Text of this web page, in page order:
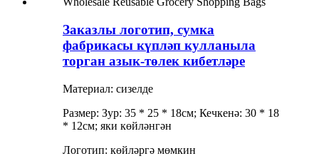
Заказлы логотип, сумка
фабрикасы күпләп кулланыла
торган азык-төлек кибетләре
Материал: сизелде
Размер: Зур: 35 * 25 * 18см; Кечкенә: 30 * 18
* 12см; яки көйләнгән
Логотип: көйләргә мөмкин